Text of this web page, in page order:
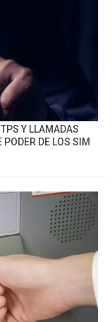
Y LLAMADAS
PODER DE LOS SIM